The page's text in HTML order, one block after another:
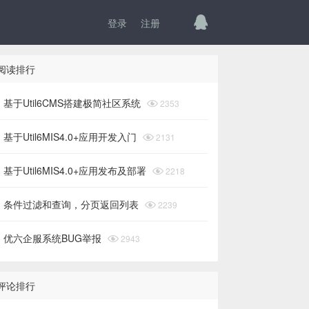
登录 注册
读排行
基于Util6CMS搭建极简社区系统  2353
基于Util6MIS4.0+应用开发入门  2131
基于Util6MIS4.0+应用发布及部署  2218
条件过滤和查询，分页返回列表  2239
优六企服系统BUG举报  2943
论排行